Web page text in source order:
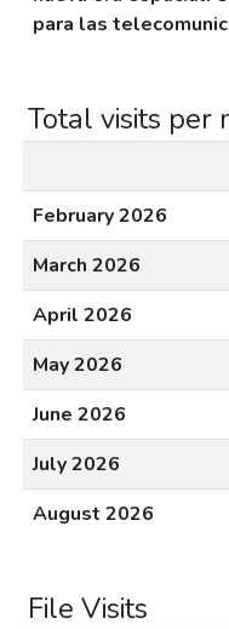
para las
Total visits per
February 2026
March 2026
April 2026
May 2026
June 2026
July 2026
August 2026
File Visits